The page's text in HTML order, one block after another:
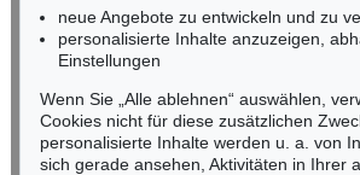
Keine Auktion mehr
Wir informieren Sie
neue Angebote zu entwickeln und zu
personalisierte Inhalte anzuzeigen,
Einstellungen
Wenn Sie „Alle ablehnen“ auswählen,
Cookies nicht für diese zusätzlichen
personalisierte Inhalte werden u. a. von
sich gerade ansehen, Aktivitäten in Ihrer